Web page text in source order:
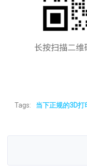
Tags: 当下正规的3D打